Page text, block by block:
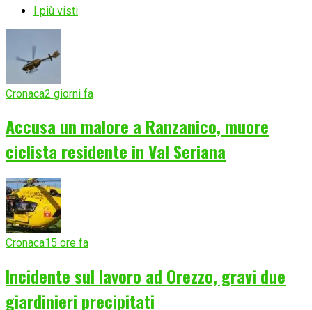
I più visti
Cronaca2 giorni fa
Accusa un malore a Ranzanico, muore
ciclista residente in Val Seriana
Cronaca15 ore fa
Incidente sul lavoro ad Orezzo, gravi due
giardinieri precipitati